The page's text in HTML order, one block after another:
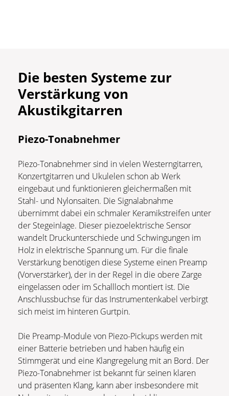
Die besten Systeme zur
Verstärkung von
Akustikgitarren
Piezo-Tonabnehmer
Piezo-Tonabnehmer sind in vielen Westerngitarren,
Konzertgitarren und Ukulelen schon ab Werk
eingebaut und funktionieren gleichermaßen mit
Stahl- und Nylonsaiten. Die Signalabnahme
übernimmt dabei ein schmaler Keramikstreifen unter
der Stegeinlage. Dieser piezoelektrische Sensor
wandelt Druckunterschiede und Schwingungen im
Holz in elektrische Spannung um. Für die finale
Verstärkung benötigen diese Systeme einen Preamp
(Vorverstärker), der in der Regel in die obere Zarge
eingelassen oder im Schallloch montiert ist. Die
Anschlussbuchse für das Instrumentenkabel verbirgt
sich meist im hinteren Gurtpin.
Die Preamp-Module von Piezo-Pickups werden mit
einer Batterie betrieben und haben häufig ein
Stimmgerät und eine Klangregelung mit an Bord. Der
Piezo-Tonabnehmer ist bekannt für seinen klaren
und präsenten Klang, kann aber insbesondere mit